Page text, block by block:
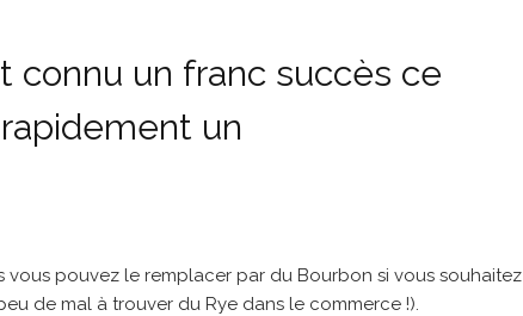
connu un franc succès ce
un
vous pouvez le remplacer par du Bourbon si vous souhaitez
de mal à trouver du Rye dans le commerce !).